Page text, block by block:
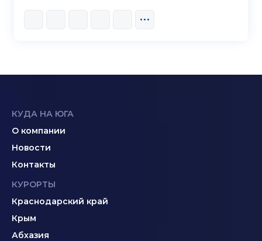
КУДА НА ЮГА
О компании
Новости
Контакты
КУРОРТЫ
Краснодарский край
Крым
Абхазия